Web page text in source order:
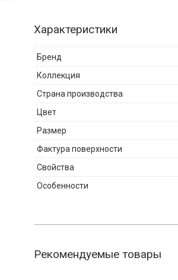
Характеристики
Бренд
Коллекция
Страна производства
Цвет
Размер
Фактура поверхности
Свойства
Особенности
Рекомендуемые товары